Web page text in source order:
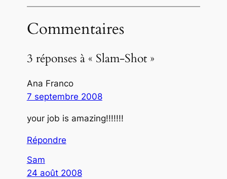
Commentaires
3 réponses à « Slam-Shot »
Ana Franco
7 septembre 2008
your job is amazing!!!!!!!
Répondre
Sam
24 août 2008